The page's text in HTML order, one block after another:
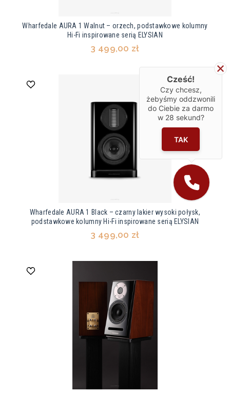
Wharfedale AURA 1 Walnut – orzech, podstawkowe kolumny
Hi-Fi inspirowane serią ELYSIAN
3 499,00 zł
Wharfedale AURA 1 Black – czarny lakier wysoki połysk,
podstawkowe kolumny Hi-Fi inspirowane serią ELYSIAN
3 499,00 zł
Cześć!
Czy chcesz,
żebyśmy oddzwonili
do Ciebie za darmo
w 28 sekund?
TAK